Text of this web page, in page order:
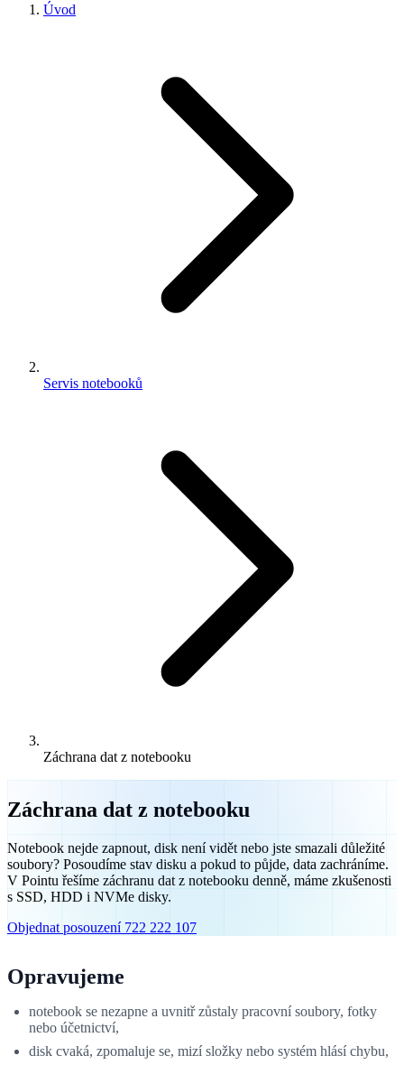
Úvod
Servis notebooků
Záchrana dat z notebooku
Záchrana dat z notebooku
Notebook nejde zapnout, disk není vidět nebo jste smazali důležité
soubory? Posoudíme stav disku a pokud to půjde, data zachráníme.
V Pointu řešíme záchranu dat z notebooku denně, máme zkušenosti
s SSD, HDD i NVMe disky.
Objednat posouzení 722 222 107
Opravujeme
notebook se nezapne a uvnitř zůstaly pracovní soubory, fotky
nebo účetnictví,
disk cvaká, zpomaluje se, mizí složky nebo systém hlásí chybu,